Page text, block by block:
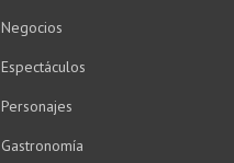
Negocios
Espectáculos
Personajes
Gastronomía